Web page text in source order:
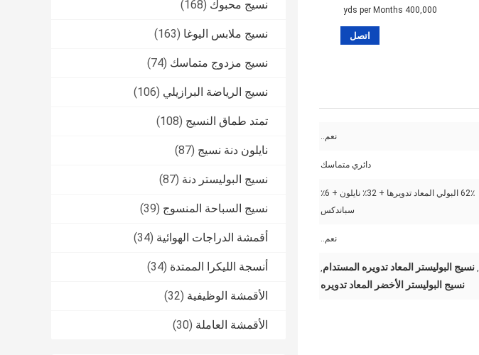
نسيج محبوك (168)
نسيج ملابس اليوغا (163)
نسيج مزدوج متماسك (74)
نسيج الرياضة البرازيلي (106)
تمتد طماق النسيج (108)
نايلون دنة نسيج (87)
نسيج البوليستر دنة (87)
نسيج السباحة المنسوج (39)
أقمشة الدراجات الهوائية (34)
أنسجة الليكرا الممتدة (34)
الأقمشة الوظيفية (32)
الأقمشة العاملة (30)
400,000 yds per Months
اتصل
نعم..
دائري متماسك
62٪ البولي المعاد تدويرها + 32٪ نايلون + 6٪
سباندكس
نعم..
, نسيج البوليستر المعاد تدويره المستدام,
نسيج البوليستر الأخضر المعاد تدويره